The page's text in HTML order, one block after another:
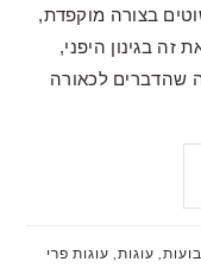
בצורה מוקפדת,
זה בגינון היפני,
שהדברים לכאורה
, עוגות, עוגות פרי